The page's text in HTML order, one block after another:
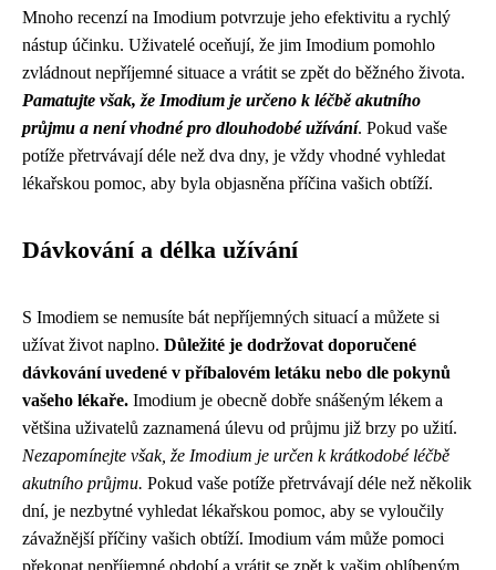
Mnoho recenzí na Imodium potvrzuje jeho efektivitu a rychlý
nástup účinku. Uživatelé oceňují, že jim Imodium pomohlo
zvládnout nepříjemné situace a vrátit se zpět do běžného života.
Pamatujte však, že Imodium je určeno k léčbě akutního
průjmu a není vhodné pro dlouhodobé užívání. Pokud vaše
potíže přetrvávají déle než dva dny, je vždy vhodné vyhledat
lékařskou pomoc, aby byla objasněna příčina vašich obtíží.
Dávkování a délka užívání
S Imodiem se nemusíte bát nepříjemných situací a můžete si
užívat život naplno. Důležité je dodržovat doporučené
dávkování uvedené v příbalovém letáku nebo dle pokynů
vašeho lékaře. Imodium je obecně dobře snášeným lékem a
většina uživatelů zaznamená úlevu od průjmu již brzy po užití.
Nezapomínejte však, že Imodium je určen k krátkodobé léčbě
akutního průjmu. Pokud vaše potíže přetrvávají déle než několik
dní, je nezbytné vyhledat lékařskou pomoc, aby se vyloučily
závažnější příčiny vašich obtíží. Imodium vám může pomoci
překonat nepříjemné období a vrátit se zpět k vašim oblíbeným